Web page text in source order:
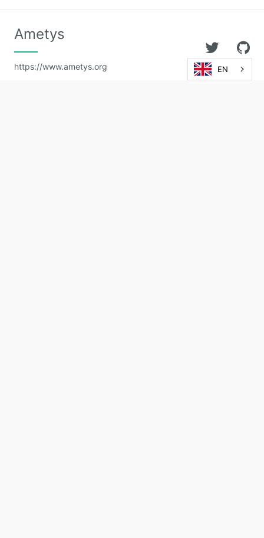
Ametys
https://www.ametys.org EN